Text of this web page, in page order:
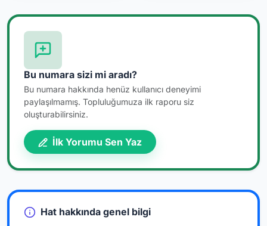
Bu numara sizi mi aradı?
Bu numara hakkında henüz kullanıcı deneyimi
paylaşılmamış. Topluluğumuza ilk raporu siz
oluşturabilirsiniz.
İlk Yorumu Sen Yaz
Hat hakkında genel bilgi